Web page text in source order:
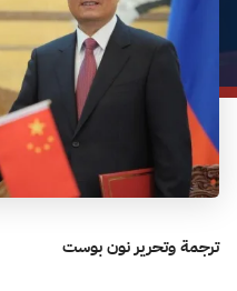
ترجمة وتحرير نون بوست